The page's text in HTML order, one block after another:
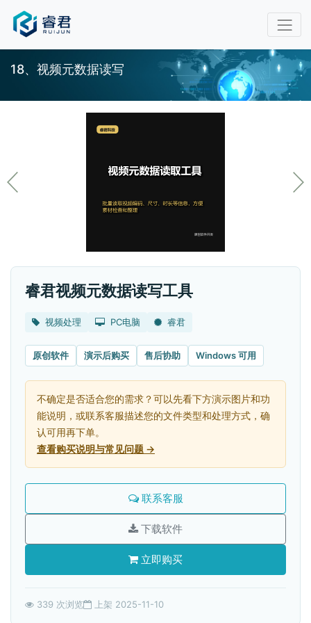
18、视频元数据读写
睿君视频元数据读写工具
视频处理 PC电脑 睿君
原创软件 演示后购买 售后协助 Windows 可用
不确定是否适合您的需求？可以先看下方演示图片和功
能说明，或联系客服描述您的文件类型和处理方式，确
认可用再下单。
查看购买说明与常见问题 →
联系客服
下载软件
立即购买
339 次浏览 上架 2025-11-10